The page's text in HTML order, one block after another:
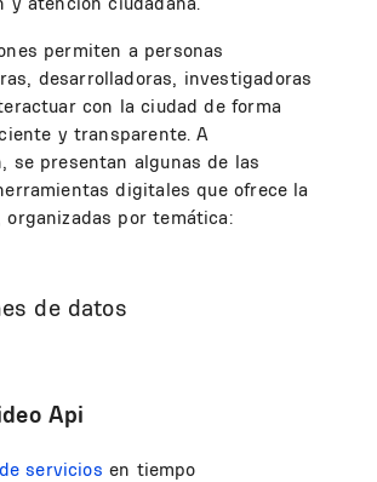
permiten a personas
desarrolladoras, investigadoras
con la ciudad de forma
y transparente. A
se presentan algunas de las
digitales que ofrece la
por temática:
de datos
Api
servicios en tiempo